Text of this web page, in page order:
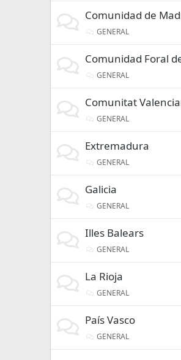
Comunidad de
GENERAL
Comunidad Foral
GENERAL
Comunitat
GENERAL
Extremadura
GENERAL
Galicia
GENERAL
Illes Balears
GENERAL
La Rioja
GENERAL
País Vasco
GENERAL